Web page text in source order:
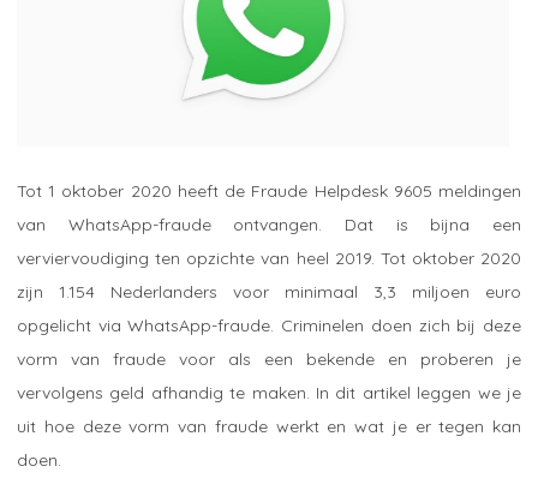
Tot 1 oktober 2020 heeft de Fraude Helpdesk 9605 meldingen
van WhatsApp-fraude ontvangen. Dat is bijna een
verviervoudiging ten opzichte van heel 2019. Tot oktober 2020
zijn 1.154 Nederlanders voor minimaal 3,3 miljoen euro
opgelicht via WhatsApp-fraude. Criminelen doen zich bij deze
vorm van fraude voor als een bekende en proberen je
vervolgens geld afhandig te maken. In dit artikel leggen we je
uit hoe deze vorm van fraude werkt en wat je er tegen kan
doen.